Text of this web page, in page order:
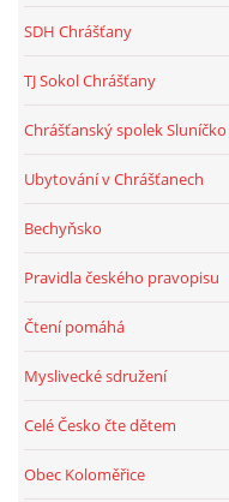
SDH Chrášťany
TJ Sokol Chrášťany
Chrášťanský spolek Sluníčko
Ubytování v Chrášťanech
Bechyňsko
Pravidla českého pravopisu
Čtení pomáhá
Myslivecké sdružení
Celé Česko čte dětem
Obec Koloměřice